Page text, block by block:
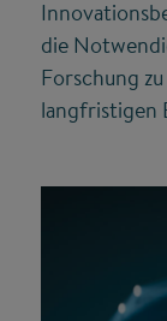
die
Forschung
langfristigen